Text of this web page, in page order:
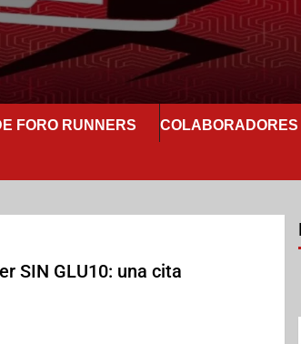
FORO RUNNERS COLABORADORES
SIN GLU10: una cita